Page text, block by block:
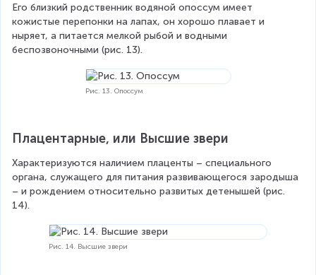
Его близкий родственник водяной опоссум имеет
кожистые перепонки на лапах, он хорошо плавает и
ныряет, а питается мелкой рыбой и водными
беспозвоночными (рис. 13).
Рис. 13. Опоссум
Плацентарные, или Высшие звери
Характеризуются наличием плаценты – специального
органа, служащего для питания развивающегося зародыша
– и рождением относительно развитых детенышей (рис.
14).
Рис. 14. Высшие звери